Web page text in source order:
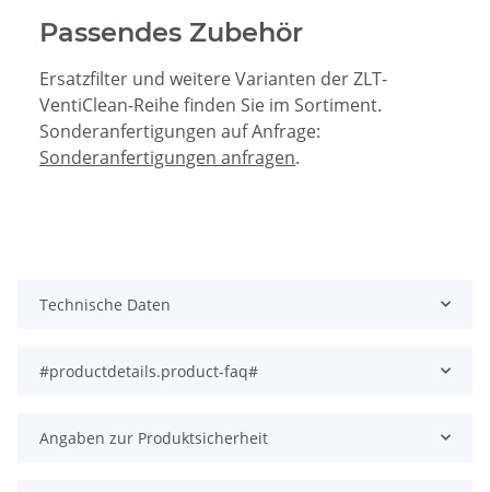
Passendes Zubehör
Ersatzfilter und weitere Varianten der ZLT-
VentiClean-Reihe finden Sie im Sortiment.
Sonderanfertigungen auf Anfrage:
Sonderanfertigungen anfragen.
Technische Daten
#productdetails.product-faq#
Angaben zur Produktsicherheit